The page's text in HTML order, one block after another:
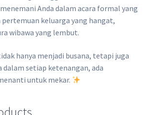
Anda dalam acara formal yang
keluarga yang hangat,
wibawa yang lembut.
hanya menjadi busana, tetapi juga
dalam setiap ketenangan, ada
untuk mekar.